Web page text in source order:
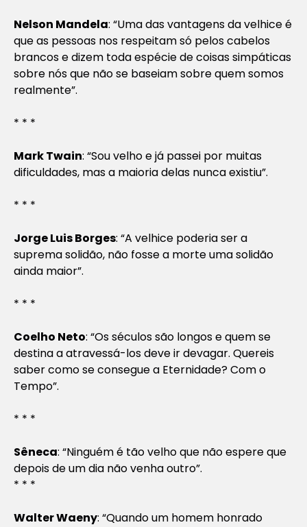
Nelson Mandela: “Uma das vantagens da velhice é
que as pessoas nos respeitam só pelos cabelos
brancos e dizem toda espécie de coisas simpáticas
sobre nós que não se baseiam sobre quem somos
realmente”.
* * *
Mark Twain: “Sou velho e já passei por muitas
dificuldades, mas a maioria delas nunca existiu”.
* * *
Jorge Luis Borges: “A velhice poderia ser a
suprema solidão, não fosse a morte uma solidão
ainda maior”.
* * *
Coelho Neto: “Os séculos são longos e quem se
destina a atravessá-los deve ir devagar. Quereis
saber como se consegue a Eternidade? Com o
Tempo”.
* * *
Sêneca: “Ninguém é tão velho que não espere que
depois de um dia não venha outro”.
* * *
Walter Waeny: “Quando um homem honrado